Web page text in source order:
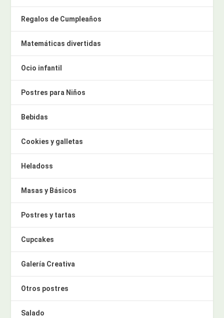
Regalos de Cumpleaños
Matemáticas divertidas
Ocio infantil
Postres para Niños
Bebidas
Cookies y galletas
Heladoss
Masas y Básicos
Postres y tartas
Cupcakes
Galería Creativa
Otros postres
Salado